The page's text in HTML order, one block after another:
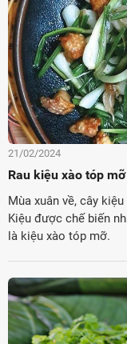
21/02/2024
Rau kiệu xào tóp mỡ
Mùa xuân về, cây
Kiệu được chế biến
là kiệu xào tóp mỡ.